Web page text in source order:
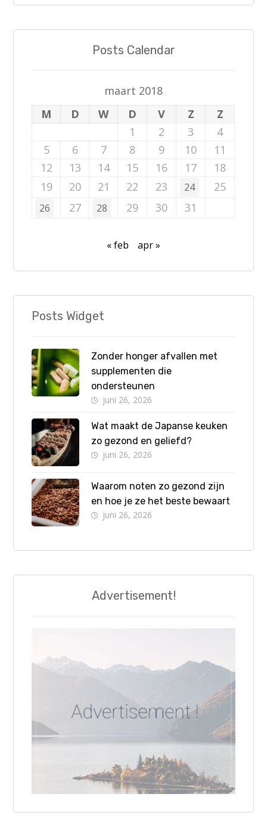
Posts Calendar
maart 2018
M
D W D V Z
Z
1
2 3
4
5
6 7 8 9 10
11
12
13 14 15 16 17
18
19
20 21 22 23 24 25
26 27 28 29 30 31
« feb apr »
Posts Widget
Zonder honger afvallen met
supplementen die
ondersteunen
juni 26, 2026
Wat maakt de Japanse keuken
zo gezond en geliefd?
juni 26, 2026
Waarom noten zo gezond zijn
en hoe je ze het beste bewaart
juni 26, 2026
Advertisement!